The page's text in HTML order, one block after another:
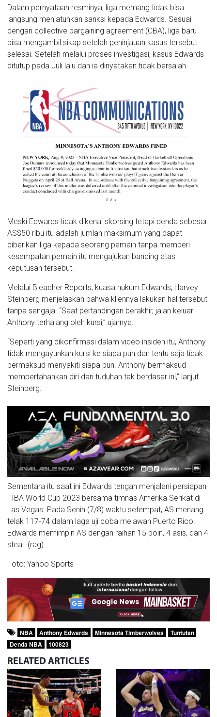
Dalam pernyataan resminya, liga memang tidak bisa
langsung menjatuhkan sanksi kepada Edwards. Sesuai
dengan collective bargaining agreement (CBA), liga baru
bisa mengambil sikap setelah peninjauan kasus tersebut
selesai. Setelah melalui proses investigasi, kasus Edwards
ditutup pada Juli lalu dan ia dinyatakan tidak bersalah.
Meski Edwards tidak dikenai skorsing tetapi denda sebesar
AS$50 ribu itu adalah jumlah maksimum yang dapat
diberikan liga kepada seorang pemain tanpa memberi
kesempatan pemain itu mengajukan banding atas
keputusan tersebut.
Melalui Bleacher Reports, kuasa hukum Edwards, Harvey
Steinberg menjelaskan bahwa kliennya lakukan hal tersebut
tanpa sengaja. “Saat pertandingan berakhir, jalan keluar
Anthony terhalang oleh kursi,” ujarnya.
“Seperti yang dikonfirmasi dalam video insiden itu, Anthony
tidak mengayunkan kursi ke siapa pun dan tentu saja tidak
bermaksud menyakiti siapa pun. Anthony bermaksud
mempertahankan diri dari tuduhan tak berdasar ini,” lanjut
Steinberg.
Sementara itu saat ini Edwards tengah menjalani persiapan
FIBA World Cup 2023 bersama timnas Amerika Serikat di
Las Vegas. Pada Senin (7/8) waktu setempat, AS menang
telak 117-74 dalam laga uji coba melawan Puerto Rico.
Edwards memimpin AS dengan raihan 15 poin, 4 asis, dan 4
steal. (rag)
Foto: Yahoo Sports
NBA Anthony Edwards Minnesota Timberwolves
Tuntutan
Denda NBA
100823
RELATED ARTICLES